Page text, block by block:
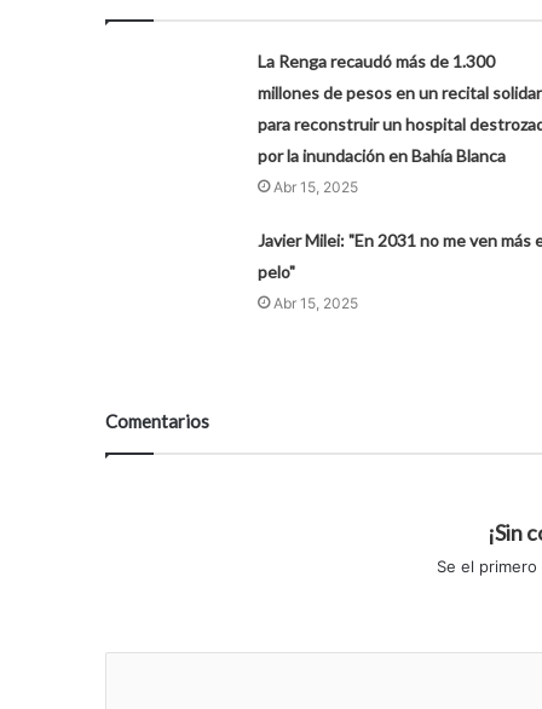
La Renga recaudó más de 1.300
millones de pesos en un recital
para reconstruir un hospital
por la inundación en Bahía Blanca
Abr 15, 2025
Javier Milei: "En 2031 no me ven más
pelo"
Abr 15, 2025
Comentarios
¡Sin
Se el